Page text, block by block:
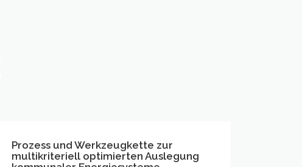
Prozess
und
Prozess und Werkzeugkette zur
multikriteriell optimierten Auslegung